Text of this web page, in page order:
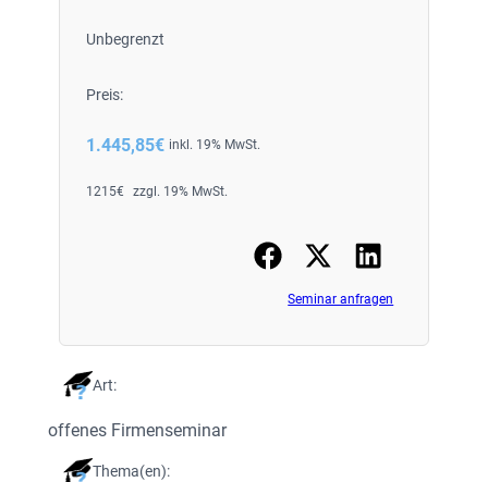
Unbegrenzt
Preis:
1.445,85€ inkl. 19% MwSt.
1215€ zzgl. 19% MwSt.
Seminar anfragen
Art:
offenes Firmenseminar
Thema(en):